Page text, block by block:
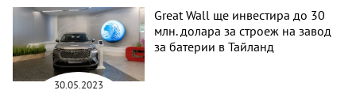
30.05.2023
Great Wall ще инвестира до 30
млн. долара за строеж на завод
за батерии в Тайланд